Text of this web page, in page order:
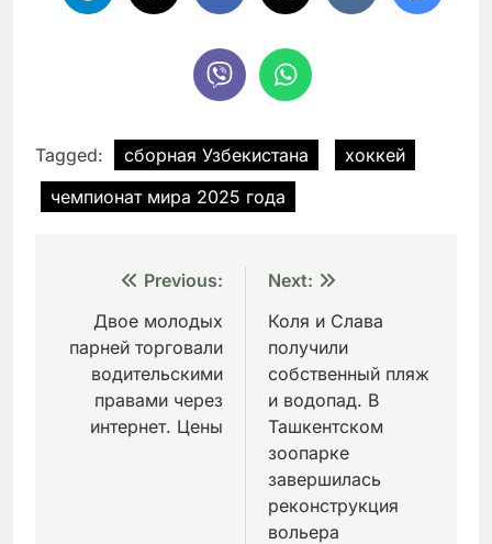
Tagged: сборная Узбекистана
хоккей
чемпионат мира 2025 года
Навигация
записям
Previous:
Двое молодых
парней торговали
водительскими
правами через
интернет. Цены
Next:
Коля и Слава
получили
собственный пляж
и водопад. В
Ташкентском
зоопарке
завершилась
реконструкция
вольера